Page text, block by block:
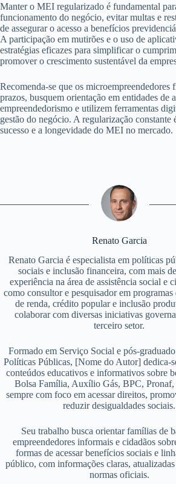
Manter o MEI regularizado é fundamental
funcionamento do negócio, evitar multas e
de assegurar o acesso a benefícios
A participação em mutirões e o uso de
estratégias eficazes para simplificar o
promover o crescimento sustentável da
Recomenda-se que os microempreendedores
prazos, busquem orientação em entidades de
empreendedorismo e utilizem ferramentas
gestão do negócio. A regularização constante
sucesso e a longevidade do MEI no mercado.
Renato Garcia
Renato Garcia é especialista em políticas
sociais e inclusão financeira, com mais
experiência na área de assistência social e
como consultor e pesquisador em programas
de renda, crédito popular e inclusão
colaborar com diversas iniciativas
terceiro setor.
Formado em Serviço Social e pós-
Políticas Públicas, [Nome do Autor] dedica-
conteúdos educativos e informativos sobre
Bolsa Família, Auxílio Gás, BPC, Pronaf,
sempre com foco em acessar direitos,
reduzir desigualdades sociais.
Seu trabalho busca orientar famílias de
empreendedores informais e cidadãos
formas de acessar benefícios sociais e
público, com informações claras, atualizadas
normas oficiais.